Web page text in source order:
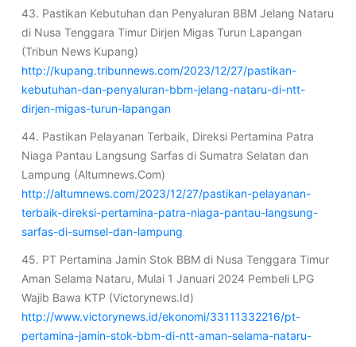
43. Pastikan Kebutuhan dan Penyaluran BBM Jelang Nataru
di Nusa Tenggara Timur Dirjen Migas Turun Lapangan
(Tribun News Kupang)
http://kupang.tribunnews.com/2023/12/27/pastikan-
kebutuhan-dan-penyaluran-bbm-jelang-nataru-di-ntt-
dirjen-migas-turun-lapangan
44. Pastikan Pelayanan Terbaik, Direksi Pertamina Patra
Niaga Pantau Langsung Sarfas di Sumatra Selatan dan
Lampung (Altumnews.Com)
http://altumnews.com/2023/12/27/pastikan-pelayanan-
terbaik-direksi-pertamina-patra-niaga-pantau-langsung-
sarfas-di-sumsel-dan-lampung
45. PT Pertamina Jamin Stok BBM di Nusa Tenggara Timur
Aman Selama Nataru, Mulai 1 Januari 2024 Pembeli LPG
Wajib Bawa KTP (Victorynews.Id)
http://www.victorynews.id/ekonomi/33111332216/pt-
pertamina-jamin-stok-bbm-di-ntt-aman-selama-nataru-